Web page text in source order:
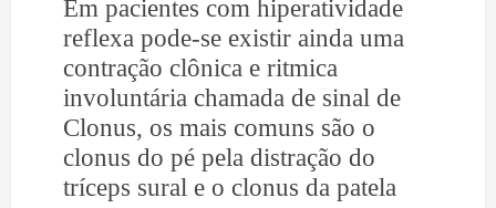
Em pacientes com hiperatividade
reflexa pode-se existir ainda uma
contração clônica e ritmica
involuntária chamada de sinal de
Clonus, os mais comuns são o
clonus do pé pela distração do
tríceps sural e o clonus da patela